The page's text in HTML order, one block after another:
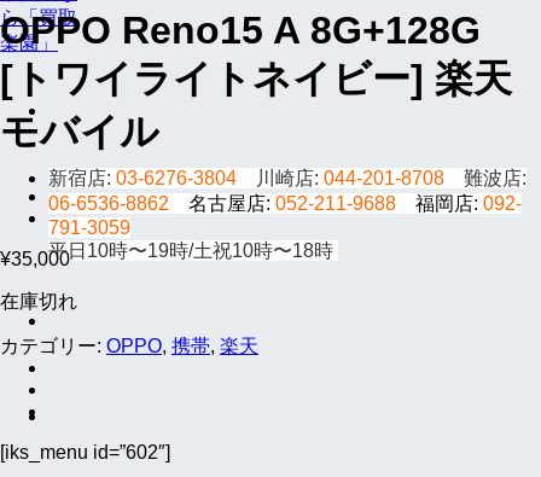
新宿店: 03-6276-3804 川崎店: 044-201-8708 難波店:
06-6536-8862
名古屋店: 052-211-9688 福岡店: 092-
791-3059
平日10時〜19時/土祝10時〜18時
OPPO Reno15 A 8G+128G
[トワイライトネイビー] 楽天
モバイル
¥35,000
在庫切れ
カテゴリー: OPPO, 携帯, 楽天
[iks_menu id=”602″]